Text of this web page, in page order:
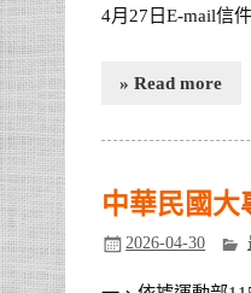
4月27日E-mail信
» Read more
中華民國大
2026-04-30